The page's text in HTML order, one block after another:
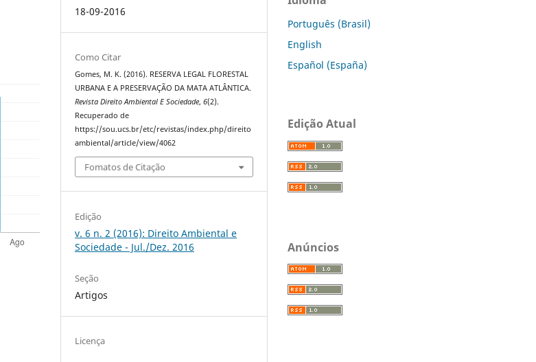
18-09-2016
Como Citar
Gomes, M. K. (2016). RESERVA LEGAL FLORESTAL
URBANA E A PRESERVAÇÃO DA MATA ATLÂNTICA.
Revista Direito Ambiental E Sociedade,6(2).
Recuperado de
https://sou.ucs.br/etc/revistas/index.php/direito
ambiental/article/view/4062
Fomatos de Citação
Edição
v. 6 n. 2 (2016): Direito Ambiental e
Sociedade - Jul./Dez. 2016
Seção
Artigos
Licença
Português (Brasil)
English
Español (España)
Edição Atual
Anúncios